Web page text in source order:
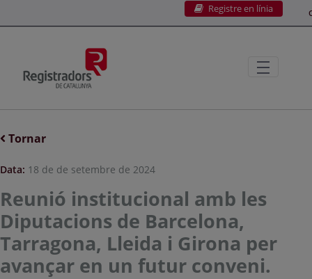
Registre en línia
Tornar
Data: 18 de de setembre de 2024
Reunió institucional amb les
Diputacions de Barcelona,
Tarragona, Lleida i Girona per
avançar en un futur conveni.